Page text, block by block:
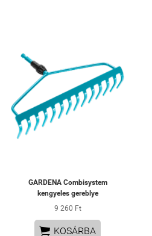
GARDENA Combisystem
kengyeles gereblye
9 260 Ft
 KOSÁRBA